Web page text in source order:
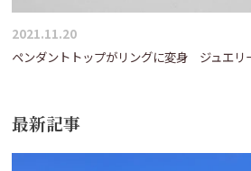
2021.11.20
ペンダントトップがリングに変身 ジュエ
最新記事